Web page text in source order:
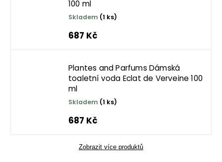
100 ml
Skladem (1 ks)
687 Kč
Plantes and Parfums Dámská
toaletní voda Eclat de Verveine 100
ml
Skladem (1 ks)
687 Kč
Zobrazit více produktů